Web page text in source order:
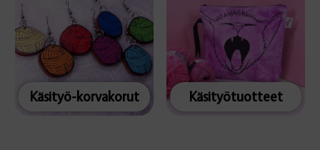
Käsityö-korvakorut Käsityötuotteet